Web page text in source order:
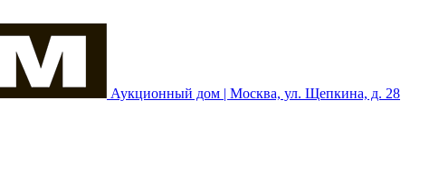
Аукционный дом | Москва, ул. Щепкина, д. 28